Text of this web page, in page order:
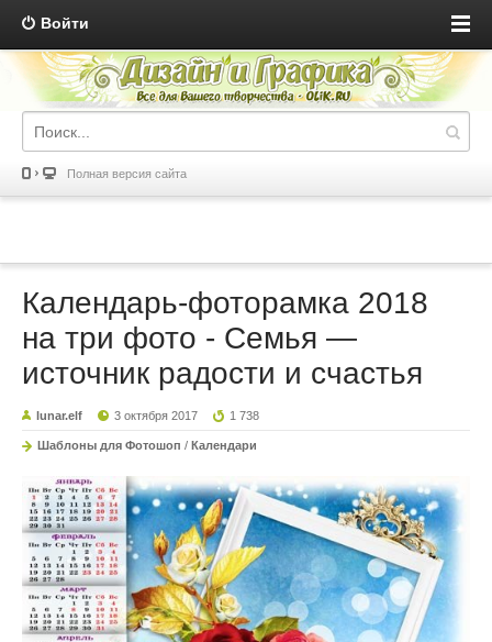
Войти
Полная версия сайта
Календарь-фоторамка 2018
на три фото - Семья —
источник радости и счастья
lunar.elf 3 октября 2017 1 738
Шаблоны для Фотошоп / Календари